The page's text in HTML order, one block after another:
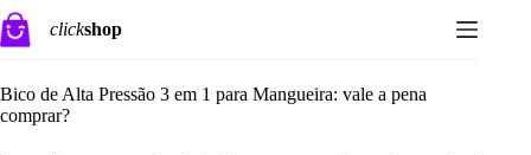
Pular
para
o
clickshop
Bico de Alta Pressão 3 em 1 para Mangueira: vale a pena
comprar?